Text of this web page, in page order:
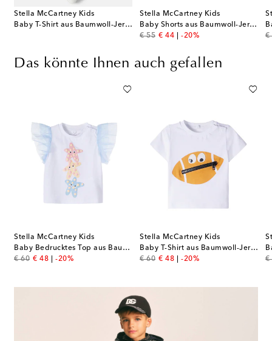
Stella McCartney Kids
Baby T-Shirt aus Baumwoll-Jersey
Stella McCartney Kids
Baby Shorts aus Baumwoll-Jersey
€ 55
original price
€ 44
discount price
-20% €
Das könnte Ihnen auch gefallen
Stella McCartney Kids
Baby Bedrucktes Top aus Baumwoll-Jersey
€ 60
original price
€ 48
discount price
-20%
Stella McCartney Kids
Baby T-Shirt aus Baumwoll-Jersey
€ 60
original price
€ 48
discount price
-20% €